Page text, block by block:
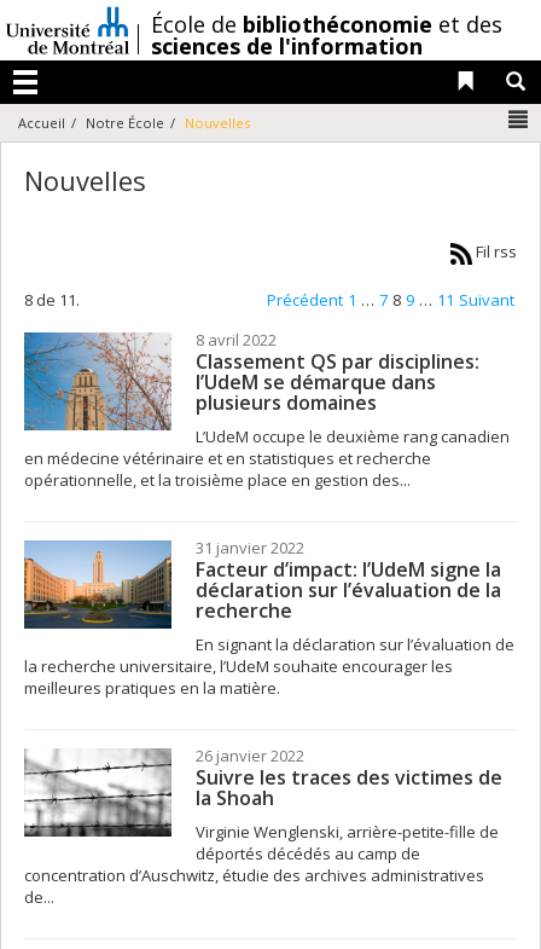
au
contenu
/École de bibliothéconomie et des
sciences de l'information
Menu
Liens
Accueil Notre École Nouvelles
Nouvelles
Fil rss
8 de 11. Précédent 1 … 7 8 9 … 11 Suivant
8 avril 2022
Classement QS par disciplines:
l’UdeM se démarque dans
plusieurs domaines
L’UdeM occupe le deuxième rang canadien
en médecine vétérinaire et en statistiques et recherche
opérationnelle, et la troisième place en gestion des...
31 janvier 2022
Facteur d’impact: l’UdeM signe la
déclaration sur l’évaluation de la
recherche
En signant la déclaration sur l’évaluation de
la recherche universitaire, l’UdeM souhaite encourager les
meilleures pratiques en la matière.
26 janvier 2022
Suivre les traces des victimes de
la Shoah
Virginie Wenglenski, arrière-petite-fille de
déportés décédés au camp de
concentration d’Auschwitz, étudie des archives administratives
de...